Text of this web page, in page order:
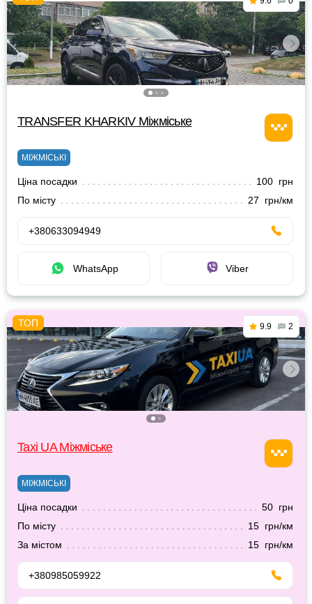
TRANSFER KHARKIV Міжміське
МІЖМІСЬКІ
Ціна посадки
100 грн
По місту
27 грн/км
+380633094949
WhatsApp Viber
9.9 2
Taxi UA Міжміське
МІЖМІСЬКІ
Ціна посадки
50 грн
По місту
15 грн/км
За містом
15 грн/км
+380985059922